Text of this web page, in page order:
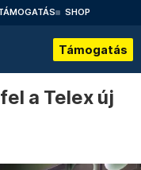
SHOP
Támogatás
a Telex új